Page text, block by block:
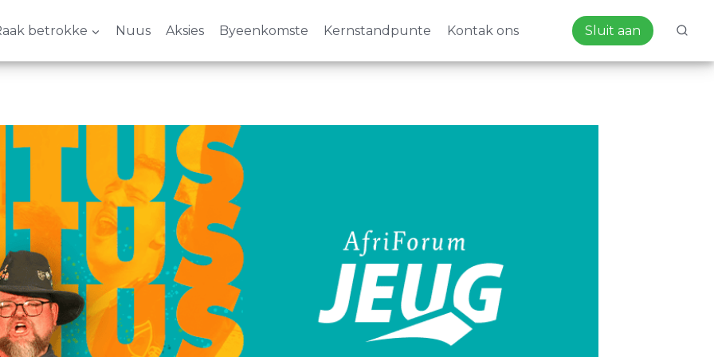
betrokke Nuus Aksies Byeenkomste Kernstandpunte Kontak ons Sluit aan